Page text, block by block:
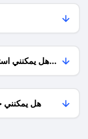
هل يمكنني
هل